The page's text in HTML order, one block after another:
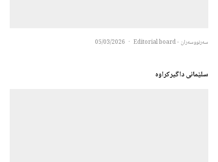
سەرنووسەران - Editorial board ·
05/03/2026
سلێمانی داگیرکراوه